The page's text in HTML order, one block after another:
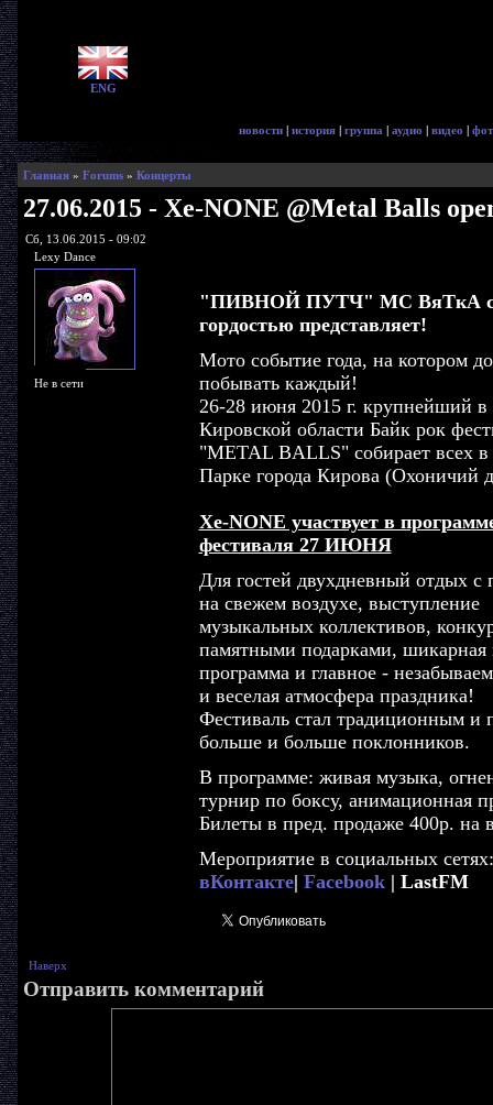
ENG
новости | история | группа | аудио | видео |
Главная» Forums» Концерты
27.06.2015 - Xe-NONE @Metal Balls
Сб, 13.06.2015 - 09:02
Lexy Dance
Не в сети
"ПИВНОЙ ПУТЧ" МС ВяТкА
гордостью представляет!
Мото событие года, на котором
побывать каждый!
26-28 июня 2015 г. крупнейший в
Кировской области Байк рок
"METAL BALLS" собирает всех в
Парке города Кирова (Охоничий
Xe-NONE участвует в
фестиваля 27 ИЮНЯ
Для гостей двухдневный отдых с
на свежем воздухе, выступление
музыкальных коллективов,
памятными подарками, шикарная
программа и главное -
и веселая атмосфера праздника!
Фестиваль стал традиционным и
больше и больше поклонников.
В программе: живая музыка,
турнир по боксу, анимационная
Билеты в пред. продаже 400р. на
Мероприятие в социальных сетях:
вКонтакте| Facebook| LastFM
Наверх
Отправить комментарий